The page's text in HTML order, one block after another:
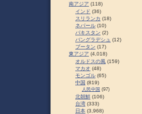
南アジア (118)
インド (36)
スリランカ (18)
ネパール (10)
パキスタン (2)
バングラデシュ (12)
ブータン (17)
東アジア (4,018)
オルドスの風 (159)
マカオ (48)
モンゴル (65)
中国 (819)
人民中国 (97)
北朝鮮 (106)
台湾 (333)
日本 (3,968)